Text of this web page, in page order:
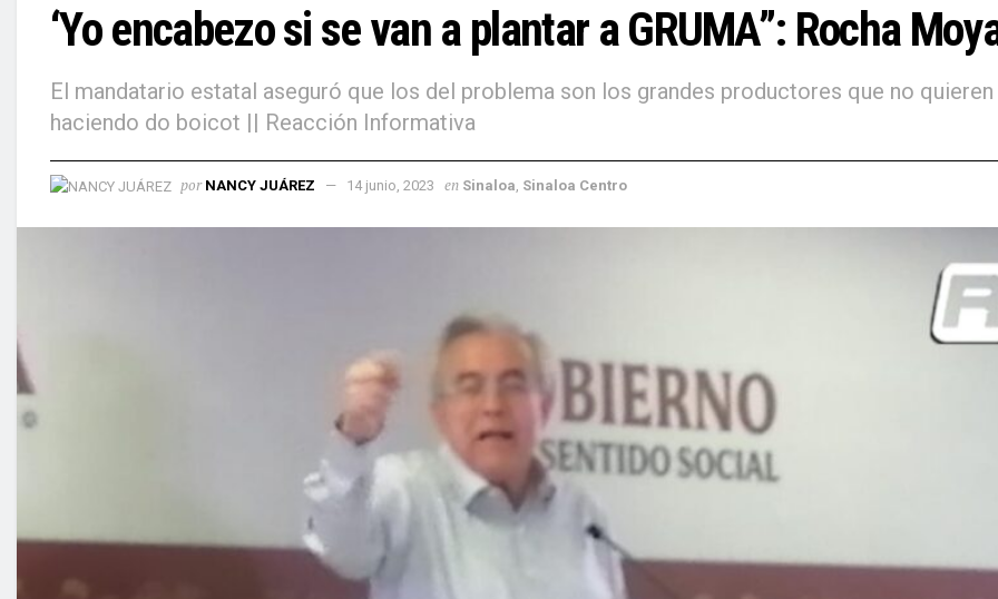
‘Yo encabezo si se van a plantar a GRUMA”: Rocha
El mandatario estatal aseguró que los del problema son los grandes productores que no
haciendo do boicot || Reacción Informativa
por NANCY JUÁREZ 14 junio, 2023 en Sinaloa, Sinaloa Centro